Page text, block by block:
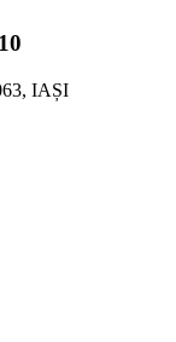
IAȘI